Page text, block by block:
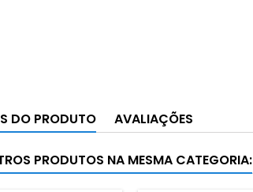
DO PRODUTO AVALIAÇÕES
PRODUTOS NA MESMA CATEGORIA: